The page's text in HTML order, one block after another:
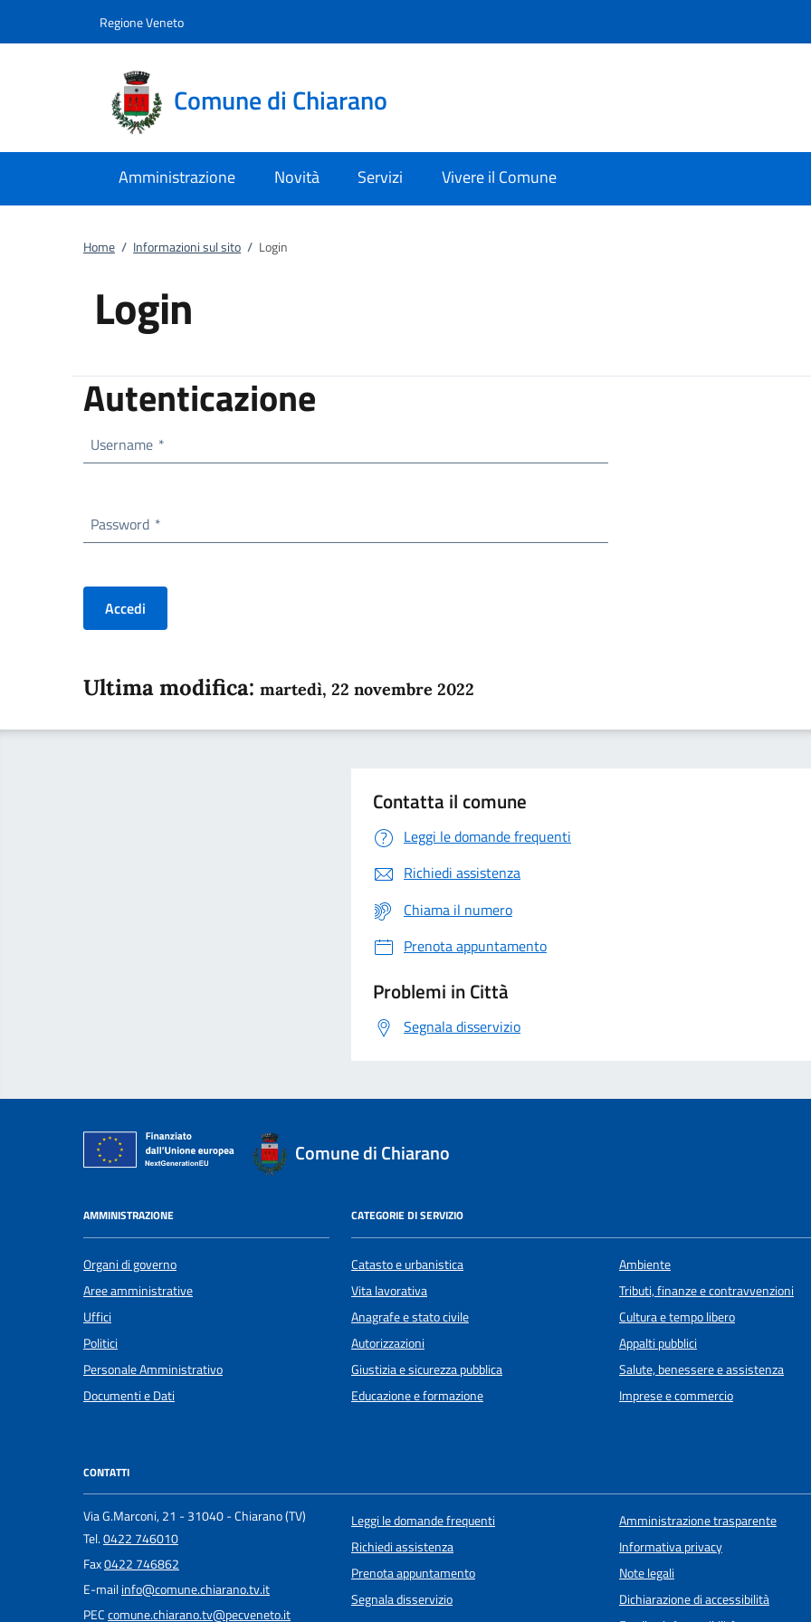
Regione Veneto
Comune di Chiarano
Amministrazione Novità Servizi Vivere il Comune
Home / Informazioni sul sito / Login
Login
Autenticazione
Username *
Password *
Accedi
Ultima modifica: martedì, 22 novembre 2022
Contatta il comune
Leggi le domande frequenti
Richiedi assistenza
Chiama il numero
Prenota appuntamento
Problemi in Città
Segnala disservizio
Comune di Chiarano
AMMINISTRAZIONE
Organi di governo
Aree amministrative
Uffici
Politici
Personale Amministrativo
Documenti e Dati
CATEGORIE DI SERVIZIO
Catasto e urbanistica
Vita lavorativa
Anagrafe e stato civile
Autorizzazioni
Giustizia e sicurezza pubblica
Educazione e formazione
Ambiente
Tributi, finanze e contravvenzioni
Cultura e tempo libero
Appalti pubblici
Salute, benessere e assistenza
Imprese e commercio
CONTATTI
Via G.Marconi, 21 - 31040 - Chiarano (TV)
Tel.0422 746010
Fax0422 746862
E-mailinfo@comune.chiarano.tv.it
PECcomune.chiarano.tv@pecveneto.it
Leggi le domande frequenti
Richiedi assistenza
Prenota appuntamento
Segnala disservizio
Amministrazione trasparente
Informativa privacy
Note legali
Dichiarazione di accessibilità